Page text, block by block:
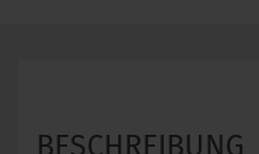
BESCHREIBUNG